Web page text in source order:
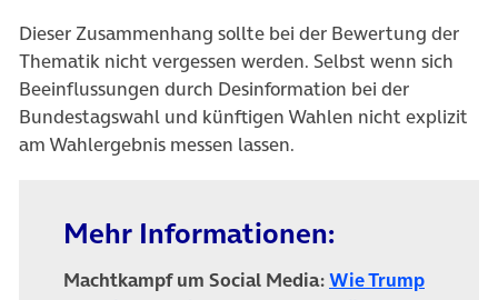
Dieser Zusammenhang sollte bei der Bewertung der
Thematik nicht vergessen werden. Selbst wenn sich
Beeinflussungen durch Desinformation bei der
Bundestagswahl und künftigen Wahlen nicht explizit
am Wahlergebnis messen lassen.
Mehr Informationen:
Machtkampf um Social Media:Wie Trump